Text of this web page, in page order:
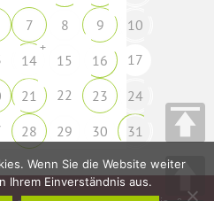
7 8 9
10
14
+
15 16
17
21 22 23
24
28 29 30 31
Wenn Sie die Website weiter
Ihrem Einverständnis aus.